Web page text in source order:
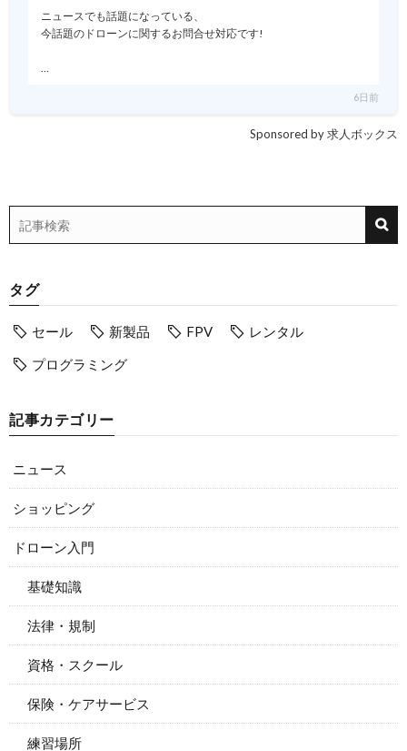
ニュースでも話題になっている、
今話題のドローンに関するお問合せ対応です!
…
6日前
Sponsored by 求人ボックス
タグ
セール 新製品 FPV
レンタル
プログラミング
記事カテゴリー
ニュース
ショッピング
ドローン入門
基礎知識
法律・規制
資格・スクール
保険・ケアサービス
練習場所